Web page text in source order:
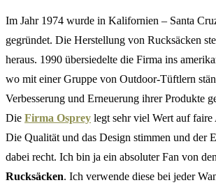
Im Jahr 1974 wurde in Kalifornien – Santa
gegründet. Die Herstellung von Rucksäcken
heraus. 1990 übersiedelte die Firma ins
wo mit einer Gruppe von Outdoor-Tüftlern
Verbesserung und Erneuerung ihrer Produkte
Die Firma Osprey legt sehr viel Wert auf
Die Qualität und das Design stimmen und der
dabei recht. Ich bin ja ein absoluter Fan von den
Rucksäcken. Ich verwende diese bei jeder